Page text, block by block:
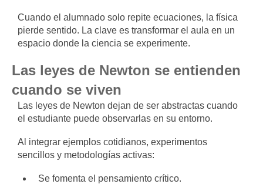
Cuando el alumnado solo repite ecuaciones, la física
pierde sentido. La clave es transformar el aula en un
espacio donde la ciencia se experimente.
Las leyes de Newton se entienden
cuando se viven
Las leyes de Newton dejan de ser abstractas cuando
el estudiante puede observarlas en su entorno.
Al integrar ejemplos cotidianos, experimentos
sencillos y metodologías activas:
Se fomenta el pensamiento crítico.